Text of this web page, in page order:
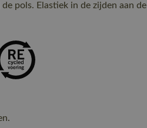
pols. Elastiek in de zijden aan de